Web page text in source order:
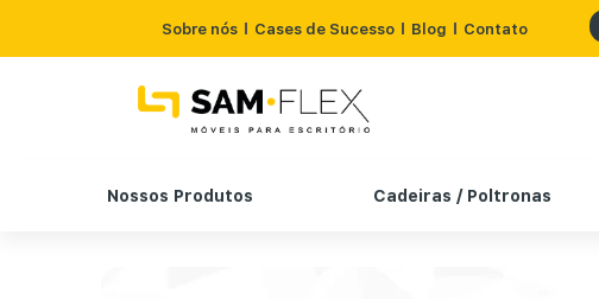
Sobre nós Cases de Sucesso Blog Contato
Nossos Produtos Cadeiras / Poltronas